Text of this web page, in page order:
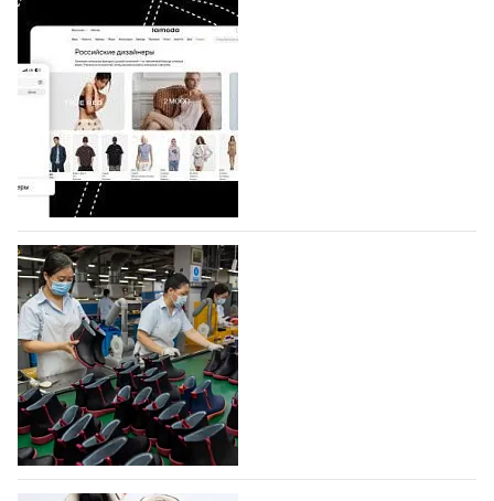
На платформе Lamoda - новый раздел и
условия продвижения локальных
дизайнерских марок
Российский маркетплейс Lamoda решил обновить
раздел для продажи продукции локальных
дизайнерских марок одежды, обуви и аксессуаров.
Бренды также получат маркетинговую…
06.08.2026 371